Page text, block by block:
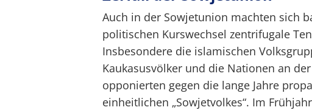
Auch in der Sowjetunion machten sich
politischen Kurswechsel zentrifugale
Insbesondere die islamischen
Kaukasusvölker und die Nationen an
opponierten gegen die lange Jahre
einheitlichen „Sowjetvolkes“. Im